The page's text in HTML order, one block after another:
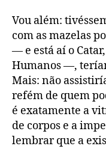
Vou além:
com as mazelas
— e está aí o
Humanos —,
Mais: não
refém de quem
é exatamente a
de corpos e a
lembrar que a